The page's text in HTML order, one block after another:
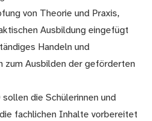
von Theorie und Praxis,
Ausbildung eingefügt
Handeln und
zum Ausbilden der geförderten
die Schülerinnen und
fachlichen Inhalte vorbereitet